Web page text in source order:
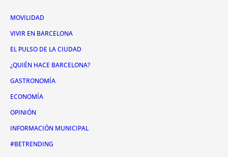
MOVILIDAD
VIVIR EN BARCELONA
EL PULSO DE LA CIUDAD
¿QUIÉN HACE BARCELONA?
GASTRONOMÍA
ECONOMÍA
OPINIÓN
INFORMACIÓN MUNICIPAL
#BETRENDING